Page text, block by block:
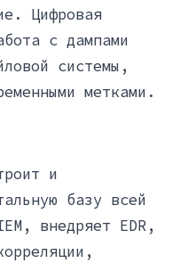
Цифровая
с дампами
системы,
метками.
и
базу всей
внедряет EDR,